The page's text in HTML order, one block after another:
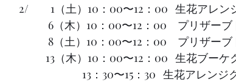
2/         1（土）10：00〜12：00   生花アレ
6（木）10：00〜12：00　プリザーブ
8（土）10：00〜12：00　プリザーブ
13（木）10：00〜12：00   生花ブーケク
13：30〜15：30   生花アレンジク